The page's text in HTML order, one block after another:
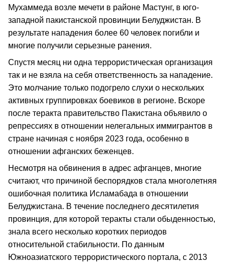
Мухаммеда возле мечети в районе Мастунг, в юго-
западной пакистанской провинции Белуджистан. В
результате нападения более 60 человек погибли и
многие получили серьезные ранения.
Спустя месяц ни одна террористическая организация
так и не взяла на себя ответственность за нападение.
Это молчание только подогрело слухи о нескольких
активных группировках боевиков в регионе. Вскоре
после теракта правительство Пакистана объявило о
репрессиях в отношении нелегальных иммигрантов в
стране начиная с ноября 2023 года, особенно в
отношении афганских беженцев.
Несмотря на обвинения в адрес афганцев, многие
считают, что причиной беспорядков стала многолетняя
ошибочная политика Исламабада в отношении
Белуджистана. В течение последнего десятилетия
провинция, для которой теракты стали обыденностью,
знала всего несколько коротких периодов
относительной стабильности. По данным
Южноазиатского террористического портала, с 2013